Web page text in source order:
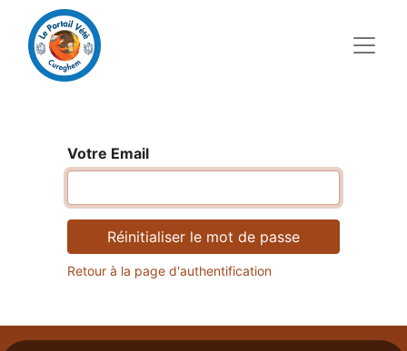
Votre Email
Réinitialiser le mot de passe
Retour à la page d'authentification